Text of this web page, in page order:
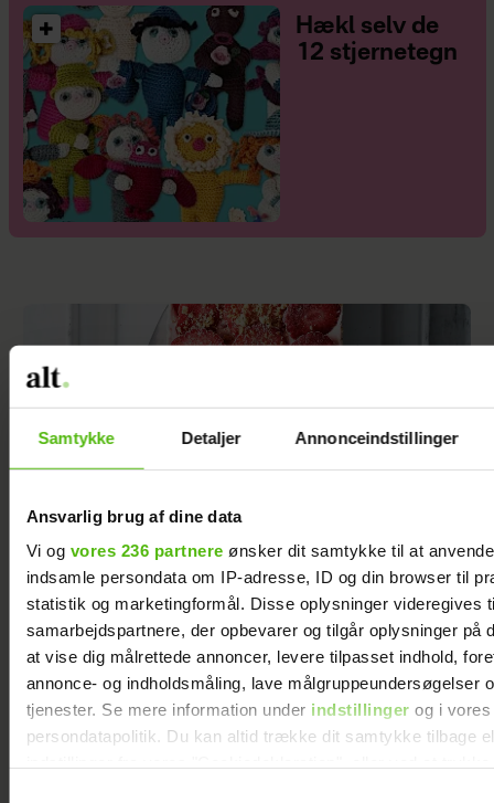
Samtykke Detaljer Annonceindstillinger
Ansvarlig brug af dine data
Vi og vores 236 partnere ønsker dit samtykke til at
indsamle persondata om IP-adresse, ID og din browser til
statistik og marketingformål. Disse oplysninger videregives
samarbejdspartnere, der opbevarer og tilgår oplysninger på
at vise dig målrettede annoncer, levere tilpasset indhold,
annonce- og indholdsmåling, lave målgruppeundersøgelser
tjenester. Se mere information under indstillinger og i vores
persondatapolitik. Du kan altid trække dit samtykke tilbage
Hækl selv de
12 stjernetegn
Nem islagkage med jordbæris og
ingefærkiks